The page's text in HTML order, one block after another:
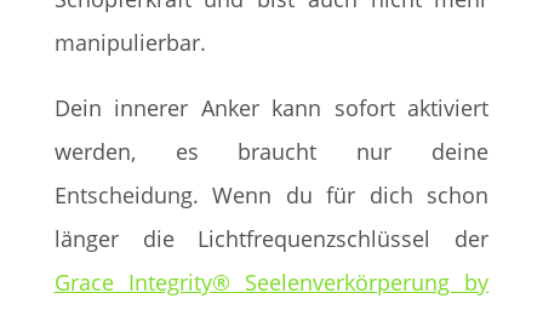
manipulierbar.
Dein innerer Anker kann sofort aktiviert
werden, es braucht nur deine
Entscheidung. Wenn du für dich schon
länger die Lichtfrequenzschlüssel der
Grace Integrity® Seelenverkörperung by